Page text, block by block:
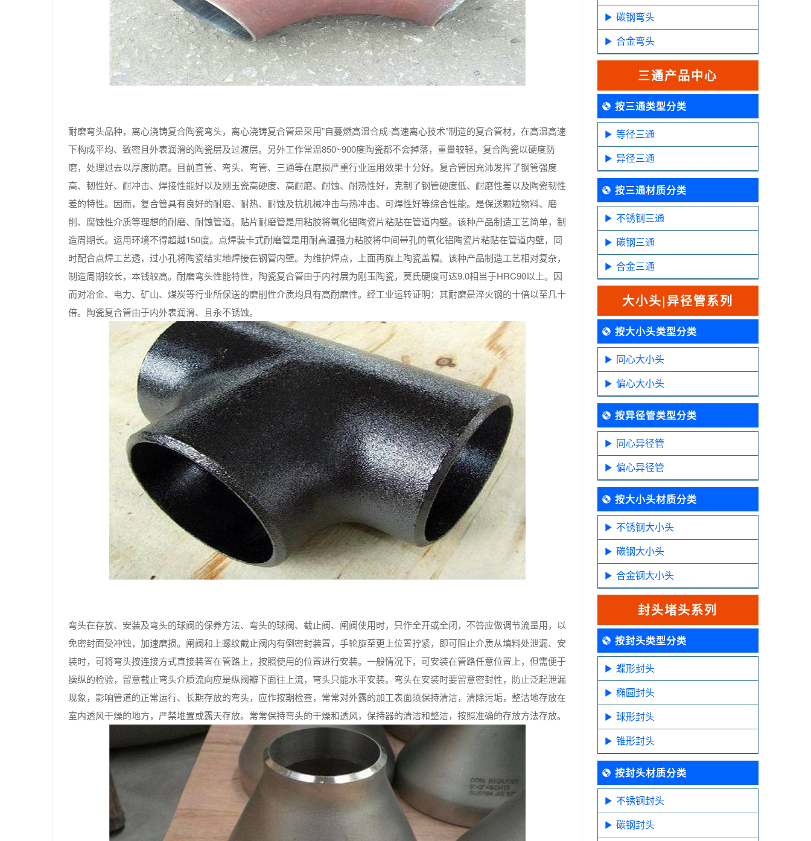
耐磨弯头品种，离心浇铸复合陶瓷弯头，离心浇铸复合管是采用”自蔓燃高温合成-高速离心技术”制造的复合管材，在高温高速
下构成平均、致密且外表润滑的陶瓷层及过渡层。另外工作常温850~900度陶瓷都不会掉落，重量较轻，复合陶瓷以硬度防
磨，处理过去以厚度防磨。目前直管、弯头、弯管、三通等在磨损严重行业运用效果十分好。复合管因充沛发挥了钢管强度
高、韧性好、耐冲击、焊接性能好以及刚玉瓷高硬度、高耐磨、耐蚀、耐热性好，克制了钢管硬度低、耐磨性差以及陶瓷韧性
差的特性。因而，复合管具有良好的耐磨、耐热、耐蚀及抗机械冲击与热冲击、可焊性好等综合性能。是保送颗粒物料、磨
削、腐蚀性介质等理想的耐磨、耐蚀管道。贴片耐磨管是用粘胶将氧化铝陶瓷片粘贴在管道内壁。该种产品制造工艺简单，制
造周期长。运用环境不得超越150度。点焊装卡式耐磨管是用耐高温强力粘胶将中间带孔的氧化铝陶瓷片粘贴在管道内壁，同
时配合点焊工艺透，过小孔将陶瓷结实地焊接在钢管内壁。为维护焊点，上面再旋上陶瓷盖帽。该种产品制造工艺相对复杂，
制造周期较长，本钱较高。耐磨弯头性能特性，陶瓷复合管由于内衬层为刚玉陶瓷，莫氏硬度可达9.0相当于HRC90以上。因
而对冶金、电力、矿山、煤炭等行业所保送的磨削性介质均具有高耐磨性。经工业运转证明：其耐磨是淬火钢的十倍以至几十
倍。陶瓷复合管由于内外表润滑、且永不锈蚀。
弯头在存放、安装及弯头的球阀的保养方法、弯头的球阀、截止阀、闸阀使用时，只作全开或全闭，不答应做调节流量用，以
免密封面受冲蚀，加速磨损。闸阀和上螺纹截止阀内有倒密封装置，手轮旋至更上位置拧紧，即可阻止介质从填料处泄漏、安
装时，可将弯头按连接方式直接装置在管路上，按照使用的位置进行安装。一般情况下，可安装在管路任意位置上，但需便于
操纵的检验，留意截止弯头介质流向应是纵阀瓣下面往上流，弯头只能水平安装。弯头在安装时要留意密封性，防止泛起泄漏
现象，影响管道的正常运行、长期存放的弯头，应作按期检查，常常对外露的加工表面须保持清洁，清除污垢，整洁地存放在
室内透风干燥的地方，严禁堆置或露天存放。常常保持弯头的干燥和透风，保持器的清洁和整洁，按照准确的存放方法存放。
碳钢弯头
合金弯头
三通产品中心
按三通类型分类
等径三通
异径三通
按三通材质分类
不锈钢三通
碳钢三通
合金三通
大小头|异径管系列
按大小头类型分类
同心大小头
偏心大小头
按异径管类型分类
同心异径管
偏心异径管
按大小头材质分类
不锈钢大小头
碳钢大小头
合金钢大小头
封头堵头系列
按封头类型分类
蝶形封头
椭圆封头
球形封头
锥形封头
按封头材质分类
不锈钢封头
碳钢封头